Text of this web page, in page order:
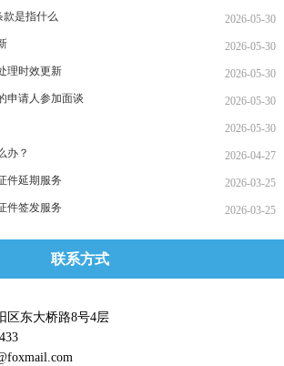
2026-05-30
款是指什么
2026-05-30
2026-05-30
理时效更新
2026-05-30
申请人参加面谈
2026-05-30
2026-04-27
办？
2026-03-25
件延期服务
2026-03-25
件签发服务
联系方式
区东大桥路8号4层